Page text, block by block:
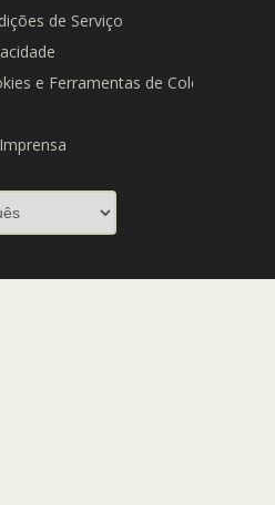
de Serviço
e Ferramentas de Coleta de